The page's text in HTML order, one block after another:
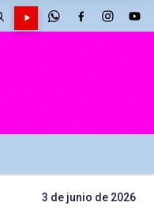
3 de junio de 2026